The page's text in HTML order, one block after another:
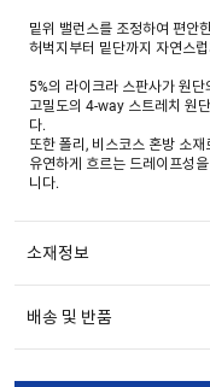
밑위 밸런스를 조정하여 편안
허벅지부터 밑단까지 자연스
5%의 라이크라 스판사가 원
고밀도의 4-way 스트레치 원
다.
또한 폴리, 비스코스 혼방 소
유연하게 흐르는 드레이프성
니다.
쾌적함을 더해줄 쿨 기능성 원
더운 여름철에 시원하고 쾌적
소재정보
배송 및 반품